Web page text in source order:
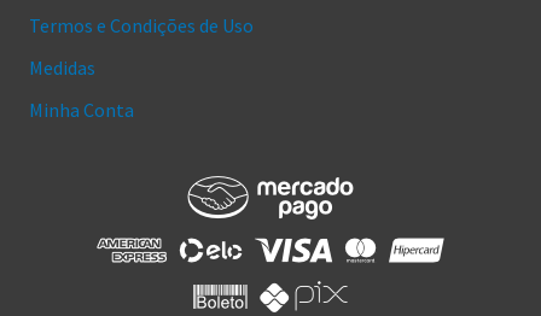
Termos e Condições de Uso
Medidas
Minha Conta